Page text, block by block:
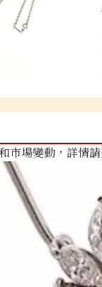
市場變動，詳情